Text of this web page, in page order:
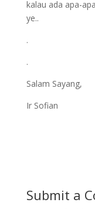
kalau ada apa-
ye..
.
.
Salam Sayang,
Ir Sofian
Submit a